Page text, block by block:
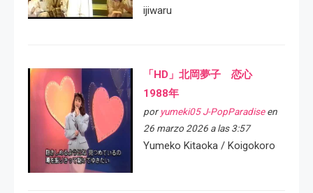
ijiwaru
「HD」北岡夢子 恋心
1988年
por yumeki05 J-PopParadiseen
26 marzo 2026 a las 3:57
Yumeko Kitaoka / Koigokoro